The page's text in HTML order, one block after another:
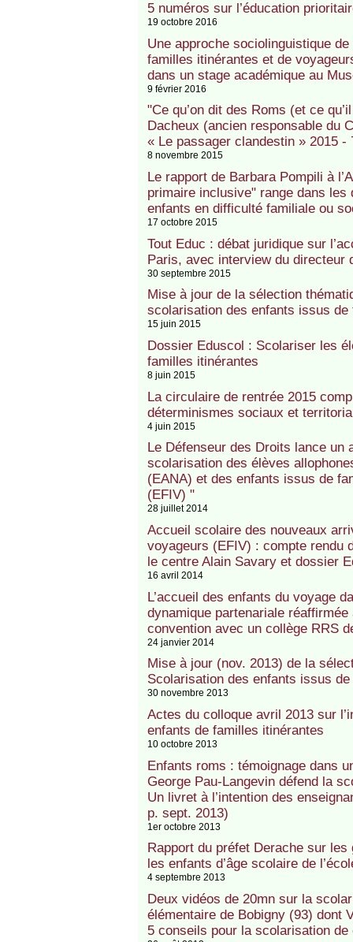
5 numéros sur l’éducation
19 octobre 2016
Une approche sociolinguistique
familles itinérantes et de
dans un stage académique au
9 février 2016
"Ce qu’on dit des Roms (et ce
Dacheux (ancien responsable du
« Le passager clandestin » 2015 -
8 novembre 2015
Le rapport de Barbara Pompili à
primaire inclusive" range dans
enfants en difficulté familiale ou
17 octobre 2015
Tout Educ : débat juridique sur
Paris, avec interview du directeur
30 septembre 2015
Mise à jour de la sélection
scolarisation des enfants issus
15 juin 2015
Dossier Eduscol : Scolariser les
familles itinérantes
8 juin 2015
La circulaire de rentrée 2015
déterminismes sociaux et
4 juin 2015
Le Défenseur des Droits lance un
scolarisation des élèves
(EANA) et des enfants issus de
(EFIV) "
28 juillet 2014
Accueil scolaire des nouveaux
voyageurs (EFIV) : compte rendu
le centre Alain Savary et dossier
16 avril 2014
L’accueil des enfants du voyage
dynamique partenariale
convention avec un collège RRS
24 janvier 2014
Mise à jour (nov. 2013) de la
Scolarisation des enfants issus
30 novembre 2013
Actes du colloque avril 2013 sur
enfants de familles itinérantes
10 octobre 2013
Enfants roms : témoignage dans
George Pau-Langevin défend la
Un livret à l’intention des
p. sept. 2013)
1er octobre 2013
Rapport du préfet Derache sur
les enfants d’âge scolaire de
4 septembre 2013
Deux vidéos de 20mn sur la
élémentaire de Bobigny (93) dont
5 conseils pour la scolarisation de